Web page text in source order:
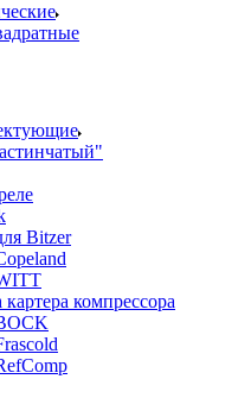
Bitzer
компрессора